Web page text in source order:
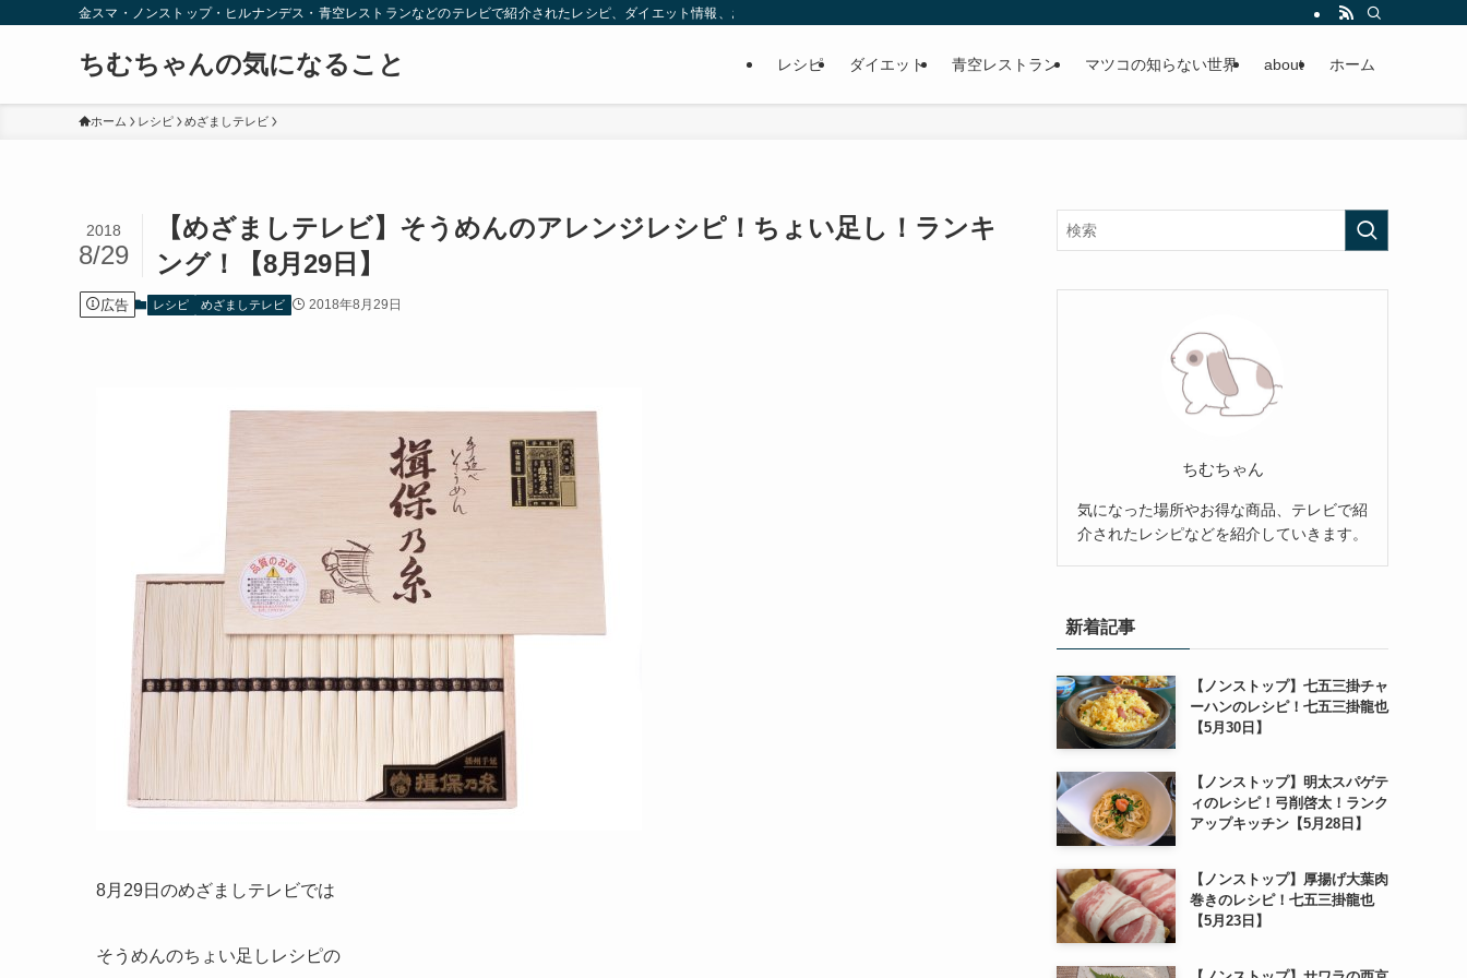
金スマ・ノンストップ・ヒルナンデス・青空レストランなどのテレビで紹介されたレシピ、ダイエット情報、お取り寄せなどを紹介します。
ちむちゃんの気になること レシピ ダイエット 青空レストラン マツコの知らない世界 about ホーム
ホーム レシピ めざましテレビ
【めざましテレビ】そうめんのアレンジレシピ！ちょい足し！ランキ
ング！【8月29日】
2018
8/29
広告 レシピ めざましテレビ 2018年8月29日
8月29日のめざましテレビでは
そうめんのちょい足しレシピの
ちむちゃん
気になった場所やお得な商品、テレビで紹
介されたレシピなどを紹介していきます。
新着記事
【ノンストップ】七五三掛チャ
ーハンのレシピ！七五三掛龍也
【5月30日】
【ノンストップ】明太スパゲテ
ィのレシピ！弓削啓太！ランク
アップキッチン【5月28日】
【ノンストップ】厚揚げ大葉肉
巻きのレシピ！七五三掛龍也
【5月23日】